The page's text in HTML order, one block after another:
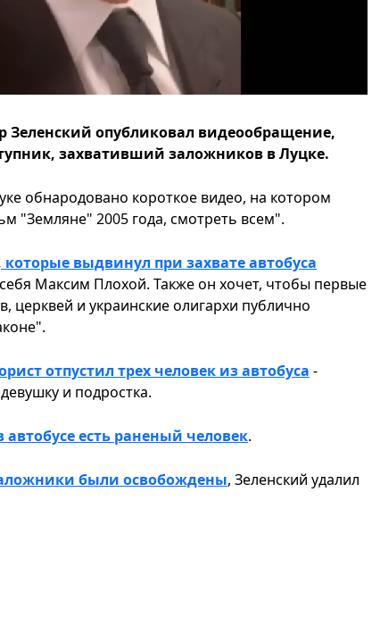
опубликовал видеообращение,
захвативший заложников в Луцке.
обнародовано короткое видео, на котором
"Земляне" 2005 года, смотреть всем".
выдвинул при захвате автобуса
Максим Плохой. Также он хочет, чтобы первые
церквей и украинские олигархи публично
отпустил трех человек из автобуса -
и подростка.
автобусе есть раненый человек.
были освобождены, Зеленский удалил